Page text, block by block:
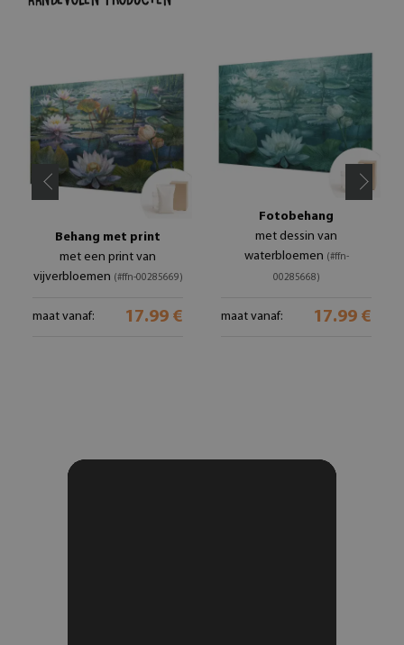
Behang met print
met een print van
vijverbloemen (#ffn-00285669)
maat vanaf: 17.99 €
Fotobehang
met dessin van
waterbloemen (#ffn-
00285668)
maat vanaf: 17.99 €